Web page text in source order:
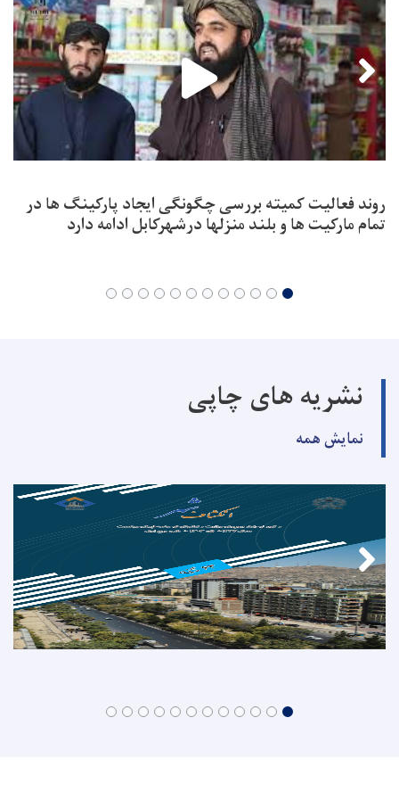
روند فعالیت کمیته بررسی چگونگی ایجاد پارکینگ ها در
تمام مارکیت ها و بلند منزلها درشهرکابل ادامه دارد
نشریه های چاپی
نمایش همه